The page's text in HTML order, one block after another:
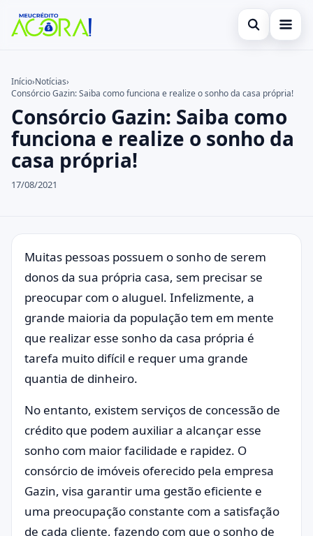
Abrir busca
Cartão de Crédito
Empréstimo
Finanças
Legal
Buscar no site
Buscar por:
Pressione Enter para buscar ou ESC para fechar.
Início›Notícias›
Consórcio Gazin: Saiba como funciona e realize o sonho da casa própria!
Consórcio Gazin: Saiba como
funciona e realize o sonho da
casa própria!
17/08/2021
Muitas pessoas possuem o sonho de serem
donos da sua própria casa, sem precisar se
preocupar com o aluguel. Infelizmente, a
grande maioria da população tem em mente
que realizar esse sonho da casa própria é
tarefa muito difícil e requer uma grande
quantia de dinheiro.
No entanto, existem serviços de concessão de
crédito que podem auxiliar a alcançar esse
sonho com maior facilidade e rapidez. O
consórcio de imóveis oferecido pela empresa
Gazin, visa garantir uma gestão eficiente e
uma preocupação constante com a satisfação
de cada cliente, fazendo com que o sonho de